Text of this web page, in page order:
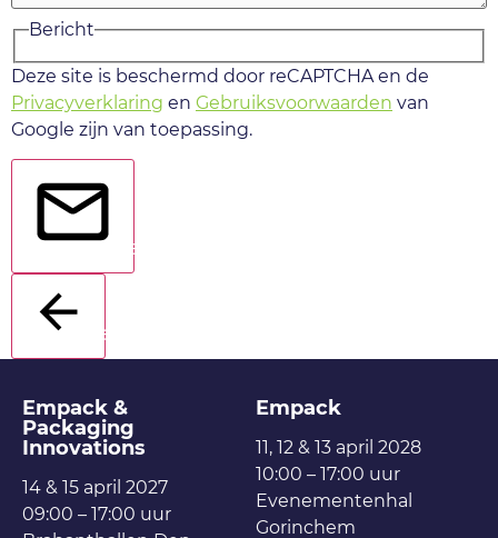
Bericht
Deze site is beschermd door reCAPTCHA en de
Privacyverklaring en Gebruiksvoorwaarden van
Google zijn van toepassing.
Verstuur
Terug
Empack &
Packaging
Innovations
14 & 15 april 2027
09:00 – 17:00 uur
Empack
11, 12 & 13 april 2028
10:00 – 17:00 uur
Evenementenhal
Gorinchem